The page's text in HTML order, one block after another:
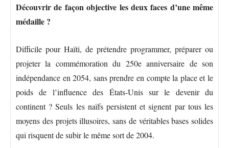
Découvrir de façon objective les deux faces d’une même
médaille ?
Difficile pour Haïti, de prétendre programmer, préparer ou
projeter la commémoration du 250e anniversaire de son
indépendance en 2054, sans prendre en compte la place et le
poids de l’influence des États-Unis sur le devenir du
continent ? Seuls les naïfs persistent et signent par tous les
moyens des projets illusoires, sans de véritables bases solides
qui risquent de subir le même sort de 2004.